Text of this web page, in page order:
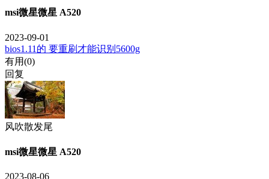
msi微星微星 A520
2023-09-01
bios1.11的 要重刷才能识别5600g
有用(0)
回复
风吹散发尾
msi微星微星 A520
2023-08-06